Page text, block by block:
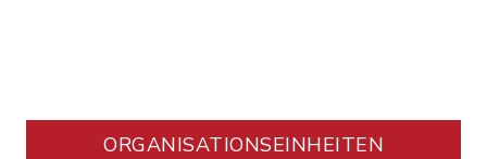
ORGANISATIONS­EINHEITEN